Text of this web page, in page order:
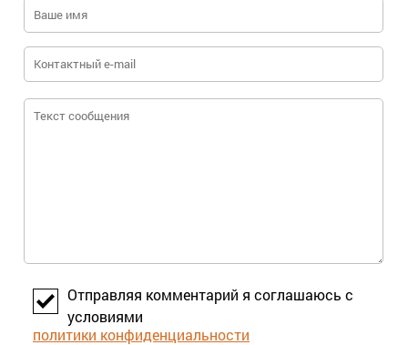
Отправляя комментарий я соглашаюсь с
условиями
политики конфиденциальности